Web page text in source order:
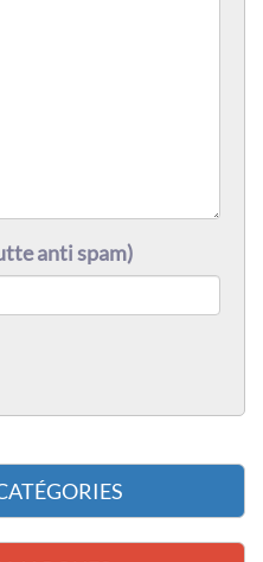
anti spam)